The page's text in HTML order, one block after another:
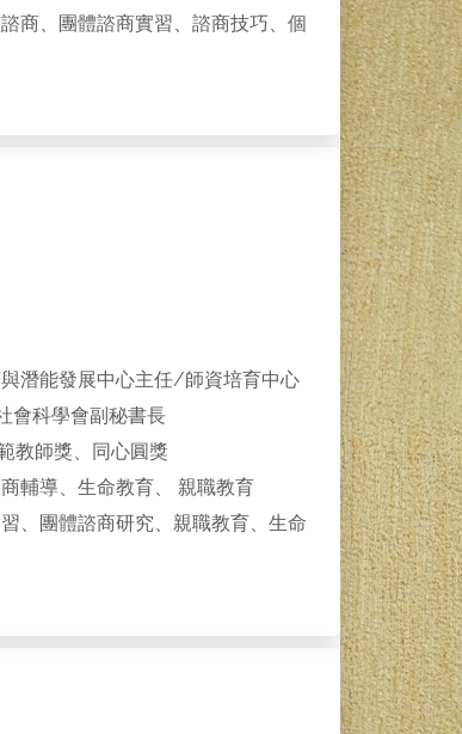
商、團體諮商實習、諮商技巧、個
潛能發展中心主任/師資培育中心
會科學會副秘書長
教師獎、同心圓獎
輔導、生命教育、 親職教育
、團體諮商研究、親職教育、生命